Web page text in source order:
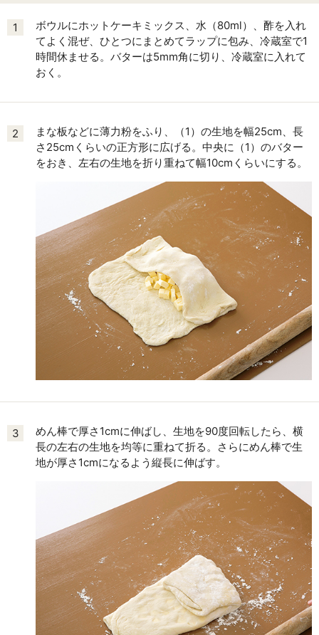
1
ボウルにホットケーキミックス、水（80ml）、酢を入れ
てよく混ぜ、ひとつにまとめてラップに包み、冷蔵室で1
時間休ませる。バターは5mm角に切り、冷蔵室に入れて
おく。
2
まな板などに薄力粉をふり、（1）の生地を幅25cm、長
さ25cmくらいの正方形に広げる。中央に（1）のバター
をおき、左右の生地を折り重ねて幅10cmくらいにする。
3
めん棒で厚さ1cmに伸ばし、生地を90度回転したら、横
長の左右の生地を均等に重ねて折る。さらにめん棒で生
地が厚さ1cmになるよう縦長に伸ばす。